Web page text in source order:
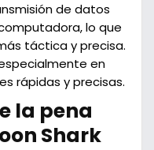
de datos
lo que
táctica y precisa.
en
rápidas y precisas.
la pena
Shark